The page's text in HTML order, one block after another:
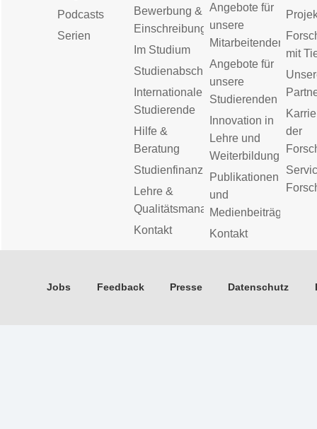
Podcasts
Serien
Bewerbung &
Einschreibung
Im Studium
Studienabschluss
Internationale
Studierende
Hilfe &
Beratung
Studienfinanzierung
Lehre &
Qualitätsmanagement
Kontakt
Angebote für
unsere
Mitarbeitenden
Angebote für
unsere
Studierenden
Innovation in
Lehre und
Weiterbildung
Publikationen
und
Medienbeiträge
Kontakt
mit
der
Jobs Feedback Presse Datenschutz